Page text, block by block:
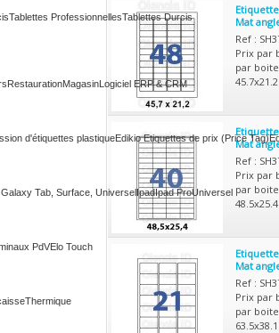
Tablettes ProfessionnellesTablettes Durcis
RestaurationMagasinLogiciel ERP & CRM
d'étiquettes plastiqueEdikio Etiquettes de prix (Price Tag)
Tab, Surface, UniverselIpadIpad ProUniversel
PdVElo Touch
Thermique
Mat
Ref :
Prix par
par
Mat
Ref :
Prix par
par
Mat
Ref :
Prix par
par